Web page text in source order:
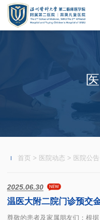
首页 > 医院动态 > 医院公告
2025.06.30
温医大附二院门诊预交
尊敬的患者及家属朋友们：根